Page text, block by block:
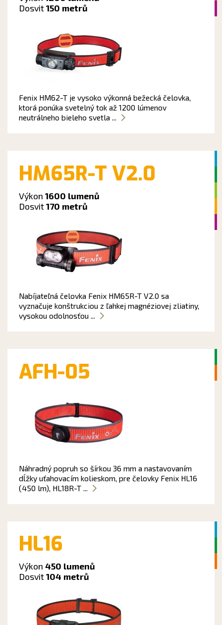
Dosvit150 metrů
Fenix HM62-T je vysoko výkonná bežecká čelovka,
ktorá ponúka svetelný tok až 1200 lúmenov
neutrálneho bieleho svetla ...
HM65R-T V2.0
Výkon 1600 lumenů
Dosvit170 metrů
Nabíjateľná čelovka Fenix HM65R-T V2.0 sa
vyznačuje konštrukciou z ľahkej magnéziovej zliatiny,
vysokou odolnosťou ...
AFH-05
Náhradný popruh so šírkou 36 mm a nastavovaním
dĺžky uťahovacím kolieskom, pre čelovky Fenix HL16
(450 lm), HL18R-T ...
HL16
Výkon 450 lumenů
Dosvit104 metrů